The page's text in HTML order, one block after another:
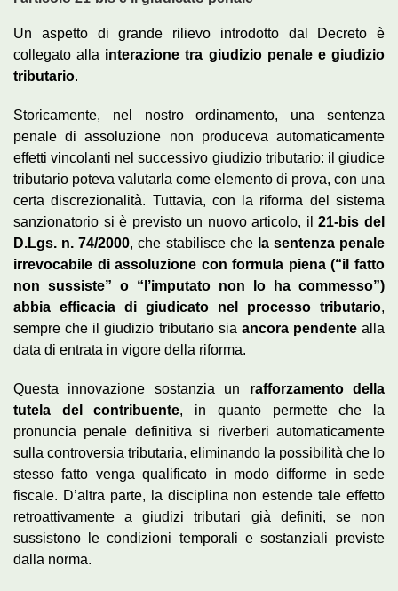
Un aspetto di grande rilievo introdotto dal Decreto è
collegato alla interazione tra giudizio penale e giudizio
tributario.
Storicamente, nel nostro ordinamento, una sentenza
penale di assoluzione non produceva automaticamente
effetti vincolanti nel successivo giudizio tributario: il giudice
tributario poteva valutarla come elemento di prova, con una
certa discrezionalità. Tuttavia, con la riforma del sistema
sanzionatorio si è previsto un nuovo articolo, il21-bis del
D.Lgs. n. 74/2000, che stabilisce che la sentenza penale
irrevocabile di assoluzione con formula piena (“il fatto
non sussiste” o “l’imputato non lo ha commesso”)
abbia efficacia di giudicato nel processo tributario,
sempre che il giudizio tributario sia ancora pendentealla
data di entrata in vigore della riforma.
Questa innovazione sostanzia un rafforzamento della
tutela del contribuente, in quanto permette che la
pronuncia penale definitiva si riverberi automaticamente
sulla controversia tributaria, eliminando la possibilità che lo
stesso fatto venga qualificato in modo difforme in sede
fiscale. D’altra parte, la disciplina non estende tale effetto
retroattivamente a giudizi tributari già definiti, se non
sussistono le condizioni temporali e sostanziali previste
dalla norma.